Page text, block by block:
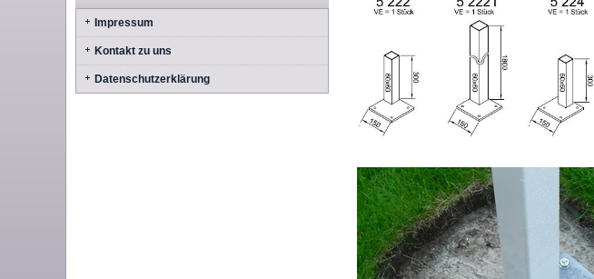
Impressum
Kontakt zu uns
Datenschutzerklärung